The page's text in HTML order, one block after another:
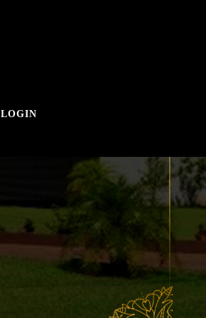
LOGIN